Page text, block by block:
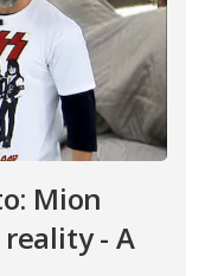
Mion
- A